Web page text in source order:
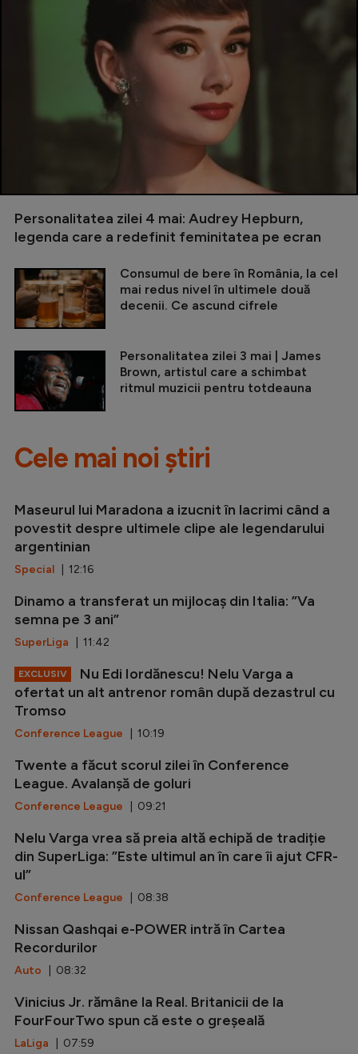
Personalitatea zilei 4 mai: Audrey Hepburn,
legenda care a redefinit feminitatea pe ecran
Consumul de bere în România, la cel
mai redus nivel în ultimele două
decenii. Ce ascund cifrele
Personalitatea zilei 3 mai | James
Brown, artistul care a schimbat
ritmul muzicii pentru totdeauna
Cele mai noi știri
Maseurul lui Maradona a izucnit în lacrimi când a
povestit despre ultimele clipe ale legendarului
argentinian
Special | 12:16
Dinamo a transferat un mijlocaș din Italia: ”Va
semna pe 3 ani”
SuperLiga | 11:42
EXCLUSIV
Nu Edi Iordănescu! Nelu Varga a
ofertat un alt antrenor român după dezastrul cu
Tromso
Conference League | 10:19
Twente a făcut scorul zilei în Conference
League. Avalanșă de goluri
Conference League | 09:21
Nelu Varga vrea să preia altă echipă de tradiție
din SuperLiga: ”Este ultimul an în care îi ajut CFR-
ul”
Conference League | 08:38
Nissan Qashqai e-POWER intră în Cartea
Recordurilor
Auto | 08:32
Vinicius Jr. rămâne la Real. Britanicii de la
FourFourTwo spun că este o greșeală
LaLiga | 07:59